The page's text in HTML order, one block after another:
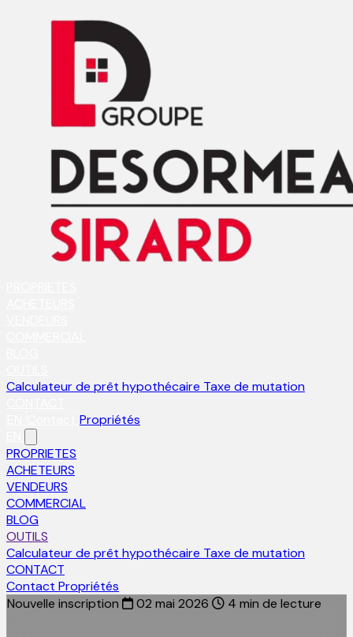
Calculateur de prêt hypothécaire Taxe de mutation
Propriétés
PROPRIETES
ACHETEURS
VENDEURS
COMMERCIAL
BLOG
OUTILS
Calculateur de prêt hypothécaire Taxe de mutation
CONTACT
Contact Propriétés
Nouvelle inscription
02 mai 2026 4 min de lecture